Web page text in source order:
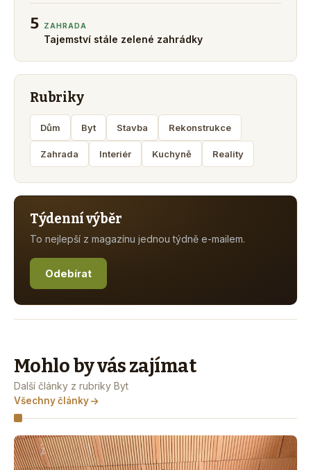
5 ZAHRADA
Tajemství stále zelené zahrádky
Rubriky
Dům Byt Stavba Rekonstrukce
Zahrada Interiér Kuchyně Reality
Týdenní výběr
To nejlepší z magazínu jednou týdně e-mailem.
Odebírat
Mohlo by vás zajímat
Další články z rubriky Byt
Všechny články